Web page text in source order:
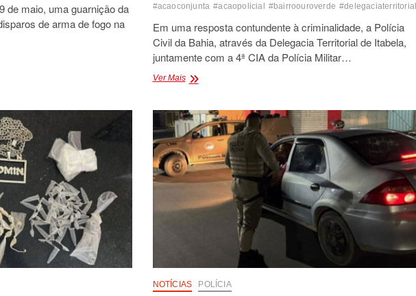
de maio, uma guarnição da
de arma de fogo na
#acaoconjunta #acaopolicial #bairroouroverde
Em uma resposta contundente à criminalidade, a Polícia
Civil da Bahia, através da Delegacia Territorial de Itabela,
juntamente com a 4ª CIA da Polícia Militar…
Ver MaisSUSPEITO
EM
PASTELARIA
EM
ITABELA
É
PRESO
AÇÃO
POLICIAL
NOTÍCIAS POLÍCIA